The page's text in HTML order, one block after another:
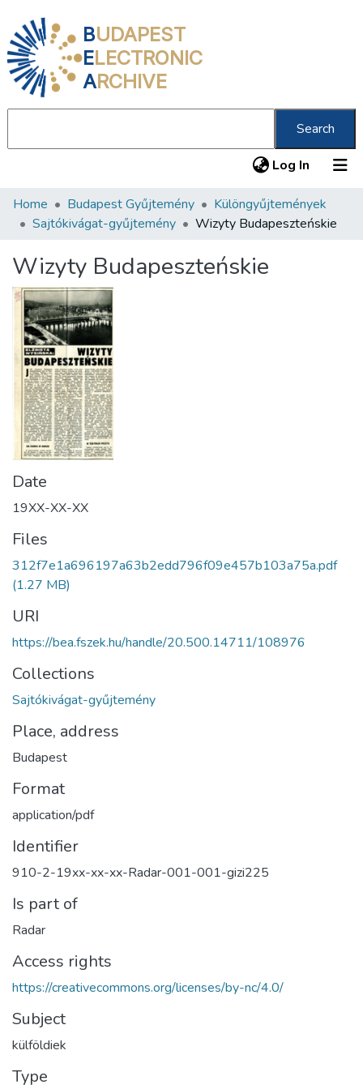
BUDAPEST
ELECTRONIC
ARCHIVE
Search
Log In (current)
Communities & Collections
Statistics
About us
Home Budapest Gyűjtemény
Különgyűjtemények
Sajtókivágat-gyűjtemény
Wizyty Budapeszteńskie
Wizyty Budapeszteńskie
Date
19XX-XX-XX
Files
312f7e1a696197a63b2edd796f09e457b103a75a.pdf
(1.27 MB)
URI
https://bea.fszek.hu/handle/20.500.14711/108976
Collections
Sajtókivágat-gyűjtemény
Place, address
Budapest
Format
application/pdf
Identifier
910-2-19xx-xx-xx-Radar-001-001-gizi225
Is part of
Radar
Access rights
https://creativecommons.org/licenses/by-nc/4.0/
Subject
külföldiek
Type